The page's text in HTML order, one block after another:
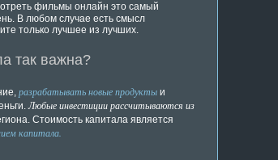
фильмы онлайн это самый
В любом случае есть смысл
только лучшее из лучших.
так важна?
разрабатывать новые продукты и
Любые инвестиции рассчитываются из
Стоимость капитала является
капитала.